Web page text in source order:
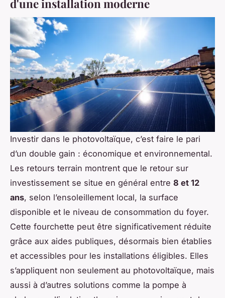
d'une installation moderne
Investir dans le photovoltaïque, c’est faire le pari
d’un double gain : économique et environnemental.
Les retours terrain montrent que le retour sur
investissement se situe en général entre 8 et 12
ans, selon l’ensoleillement local, la surface
disponible et le niveau de consommation du foyer.
Cette fourchette peut être significativement réduite
grâce aux aides publiques, désormais bien établies
et accessibles pour les installations éligibles. Elles
s’appliquent non seulement au photovoltaïque, mais
aussi à d’autres solutions comme la pompe à